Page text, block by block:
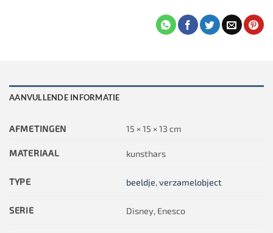
AANVULLENDE INFORMATIE
AFMETINGEN 15 × 15 × 13 cm
MATERIAAL kunsthars
TYPE beeldje,verzamelobject
SERIE Disney, Enesco